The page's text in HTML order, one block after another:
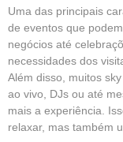
Uma das principais
de eventos que
negócios até
necessidades dos
Além disso, muitos
ao vivo, DJs ou até
mais a experiência.
relaxar, mas também